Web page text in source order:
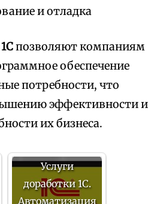
и отладка
позволяют компаниям
обеспечение
потребности, что
эффективности и
их бизнеса.
Услуги
доработки 1С.
Автоматизация